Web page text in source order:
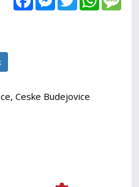
Ceske Budejovice